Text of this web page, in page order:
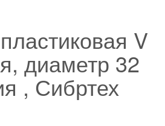
V
диаметр 32
, Сибртех